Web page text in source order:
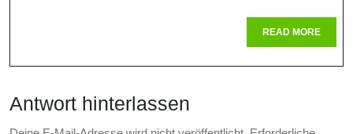
Von
READ MOREREAD
MORE
Antwort hinterlassen